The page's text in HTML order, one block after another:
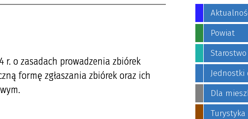
r. o zasadach prowadzenia zbiórek
formę zgłaszania zbiórek oraz ich
Powiat
Starostwo
Jednostki
Dla
Turystyka